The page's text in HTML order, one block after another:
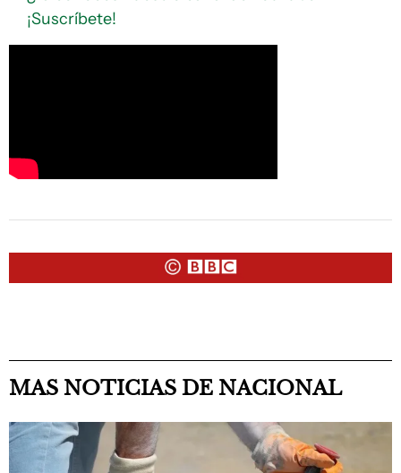
¡Suscríbete!
MAS NOTICIAS DE NACIONAL